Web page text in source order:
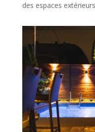
des espaces